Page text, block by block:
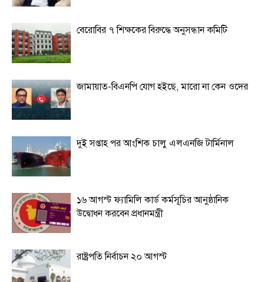
বেরোবির ৭ শিক্ষকের বিরুদ্ধে অনুসন্ধান কমিটি
জামায়াত-বিএনপি যোগ হইছে, মারো না কেন ওদের
দুই সপ্তাহ পর আংশিক চালু এলএনজি টার্মিনাল
১৬ আগস্ট ফ্যামিলি কার্ড কর্মসূচির আনুষ্ঠানিক
উদ্বোধন করবেন প্রধানমন্ত্রী
রাষ্ট্রপতি নির্বাচন ২০ আগস্ট